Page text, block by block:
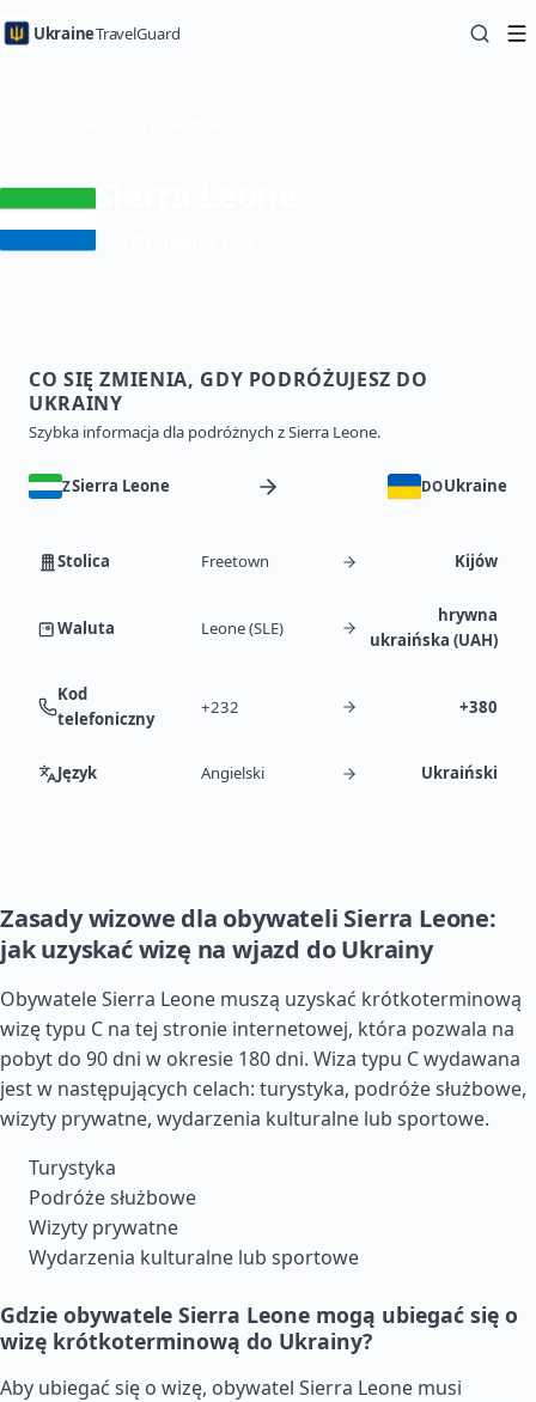
UkraineTravelGuard
CO SIĘ ZMIENIA, GDY PODRÓŻUJESZ DO
UKRAINY
Szybka informacja dla podróżnych z Sierra Leone.
ZSierra Leone DOUkraine
Stolica Freetown Kijów
Waluta Leone (SLE)
hrywna
ukraińska (UAH)
Kod
telefoniczny
+232 +380
Język Angielski Ukraiński
Zasady wizowe dla obywateli Sierra Leone:
jak uzyskać wizę na wjazd do Ukrainy
Obywatele Sierra Leone muszą uzyskać krótkoterminową
wizę typu C na tej stronie internetowej, która pozwala na
pobyt do 90 dni w okresie 180 dni. Wiza typu C wydawana
jest w następujących celach: turystyka, podróże służbowe,
wizyty prywatne, wydarzenia kulturalne lub sportowe.
Turystyka
Podróże służbowe
Wizyty prywatne
Wydarzenia kulturalne lub sportowe
Gdzie obywatele Sierra Leone mogą ubiegać się o
wizę krótkoterminową do Ukrainy?
Aby ubiegać się o wizę, obywatel Sierra Leone musi